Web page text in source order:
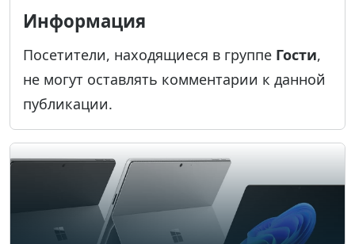
Информация
Посетители, находящиеся в группе Гости,
не могут оставлять комментарии к данной
публикации.